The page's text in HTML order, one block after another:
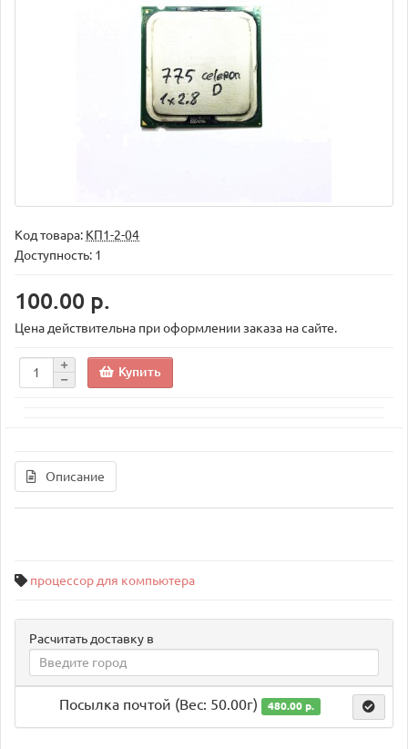
Код товара: КП1-2-04
Доступность: 1
100.00 р.
Цена действительна при оформлении заказа на сайте.
Купить
Описание
процессор для компьютера
Расчитать доставку в
Посылка почтой (Вес: 50.00г) 480.00 р.